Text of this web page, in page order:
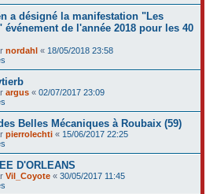
a désigné la manifestation "Les
de l'année 2018 pour les 40
nordahl « 18/05/2018 23:58
argus «02/07/2017 23:09
Belles Mécaniques à Roubaix (59)
pierrolechti « 15/06/2017 22:25
D'ORLEANS
Vil_Coyote «30/05/2017 11:45